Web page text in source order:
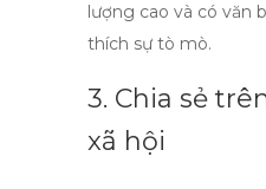
lượng cao và có văn
thích sự tò mò.
3. Chia sẻ
xã hội